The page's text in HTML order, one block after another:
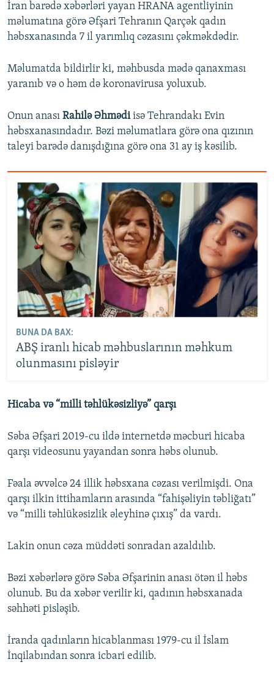
İran barədə xəbərləri yayan HRANA agentliyinin
məlumatına görə Əfşari Tehranın Qarçək qadın
həbsxanasında 7 il yarımlıq cəzasını çəkməkdədir.
Məlumatda bildirlir ki, məhbusda mədə qanaxması
yaranıb və o həm də koronavirusa yoluxub.
Onun anası Rahilə Əhmədiisə Tehrandakı Evin
həbsxanasındadır. Bəzi məlumatlara görə ona qızının
taleyi barədə danışdığına görə ona 31 ay iş kəsilib.
BUNA DA BAX:
ABŞ iranlı hicab məhbuslarının məhkum
olunmasını pisləyir
Hicaba və “milli təhlükəsizliyə” qarşı
Səba Əfşari 2019-cu ildə internetdə məcburi hicaba
qarşı videosunu yayandan sonra həbs olunub.
Fəala əvvəlcə 24 illik həbsxana cəzası verilmişdi. Ona
qarşı ilkin ittihamların arasında “fahişəliyin təbliğatı”
və “milli təhlükəsizlik əleyhinə çıxış” da vardı.
Lakin onun cəza müddəti sonradan azaldılıb.
Bəzi xəbərlərə görə Səba Əfşarinin anası ötən il həbs
olunub. Bu da xəbər verilir ki, qadının həbsxanada
səhhəti pisləşib.
İranda qadınların hicablanması 1979-cu il İslam
İnqilabından sonra icbari edilib.